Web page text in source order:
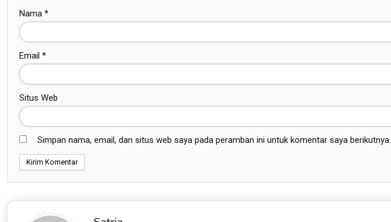
Nama *
Email *
Situs Web
Simpan nama, email, dan situs web saya pada peramban ini untuk komentar saya berikutnya.